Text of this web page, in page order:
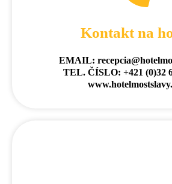
Kontakt na
EMAIL:
TEL. ČÍSLO: +421 (0)32